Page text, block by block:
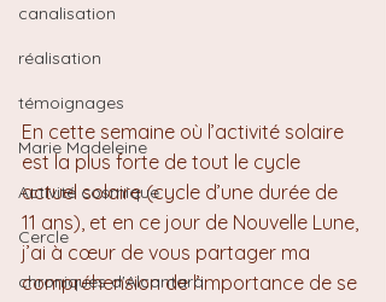
canalisation
réalisation
témoignages
Marie Madeleine
Activité cosmique
Cercle
chroniques d'Alcantara
En cette semaine où l’activité solaire
est la plus forte de tout le cycle
actuel solaire (cycle d’une durée de
11 ans), et en ce jour de Nouvelle Lune,
j’ai à cœur de vous partager ma
compréhension de l’importance de se